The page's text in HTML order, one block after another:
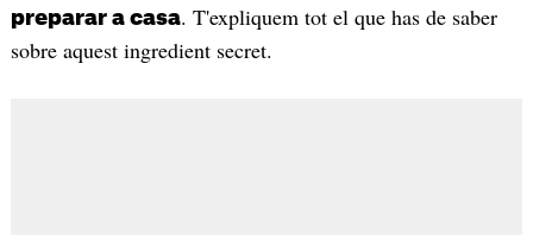
preparar a casa. T'expliquem tot el que has de saber
sobre aquest ingredient secret.